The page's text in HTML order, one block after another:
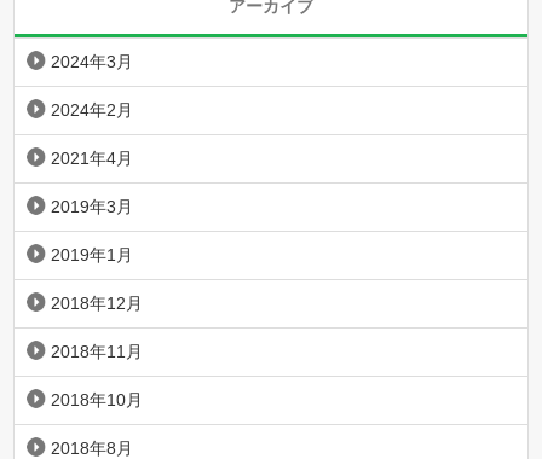
アーカイブ
2024年3月
2024年2月
2021年4月
2019年3月
2019年1月
2018年12月
2018年11月
2018年10月
2018年8月